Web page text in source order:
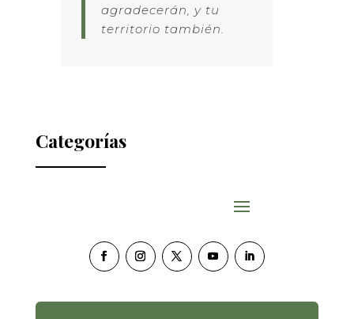
agradecerán, y tu
territorio también.
Categorías